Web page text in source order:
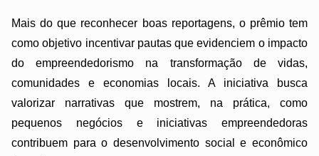
Mais do que reconhecer boas reportagens, o prêmio tem
como objetivo incentivar pautas que evidenciem o impacto
do empreendedorismo na transformação de vidas,
comunidades e economias locais. A iniciativa busca
valorizar narrativas que mostrem, na prática, como
pequenos negócios e iniciativas empreendedoras
contribuem para o desenvolvimento social e econômico